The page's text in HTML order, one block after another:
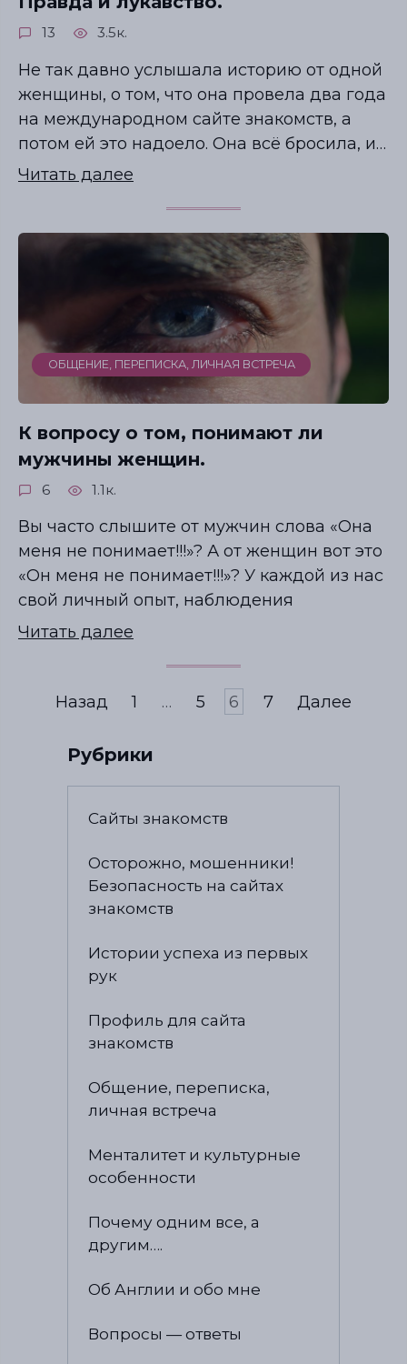
13 3.5к.
Не так давно услышала историю от одной
женщины, о том, что она провела два года
на международном сайте знакомств, а
потом ей это надоело. Она всё бросила, и…
Читать далее
ОБЩЕНИЕ, ПЕРЕПИСКА, ЛИЧНАЯ ВСТРЕЧА
К вопросу о том, понимают ли
мужчины женщин.
6 1.1к.
Вы часто слышите от мужчин слова «Она
меня не понимает!!!»? А от женщин вот это
«Он меня не понимает!!!»? У каждой из нас
свой личный опыт, наблюдения
Читать далее
Назад 1 … 5 6 7 Далее
Рубрики
Сайты знакомств
Осторожно, мошенники!
Безопасность на сайтах
знакомств
Истории успеха из первых
рук
Профиль для сайта
знакомств
Общение, переписка,
личная встреча
Менталитет и культурные
особенности
Почему одним все, а
другим….
Об Англии и обо мне
Вопросы — ответы